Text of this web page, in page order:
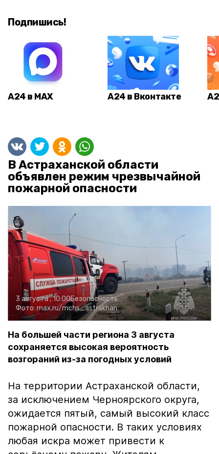
Подпишись!
А24 в MAX А24 в Вконтакте
В Астраханской области
объявлен режим чрезвычайной
пожарной опасности
3 августа , 10:00Безопасность
Фото: max.ru/mchs_astrakhan
На большей части региона 3 августа
сохраняется высокая вероятность
возгораний из-за погодных условий
На территории Астраханской области,
за исключением Черноярского округа,
ожидается пятый, самый высокий класс
пожарной опасности. В таких условиях
любая искра может привести к